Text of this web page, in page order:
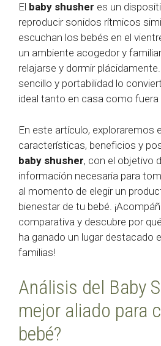
El baby shusher es un
reproducir sonidos rítmicos
escuchan los bebés en el
un ambiente acogedor y
relajarse y dormir
sencillo y portabilidad lo
ideal tanto en casa como fuera
En este artículo, exploraremos
características, beneficios y
baby shusher, con el objetivo
información necesaria para
al momento de elegir un
bienestar de tu bebé.
comparativa y descubre por
ha ganado un lugar destacado
familias!
Análisis del Baby
mejor aliado para
bebé?